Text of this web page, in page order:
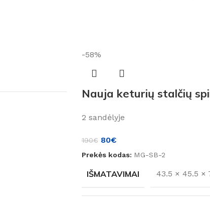
-58%
Nauja keturių stalčių
2 sandėlyje
190€ 80€
Prekės kodas: MG-SB-2
IŠMATAVIMAI 43.5 × 45.5 ×